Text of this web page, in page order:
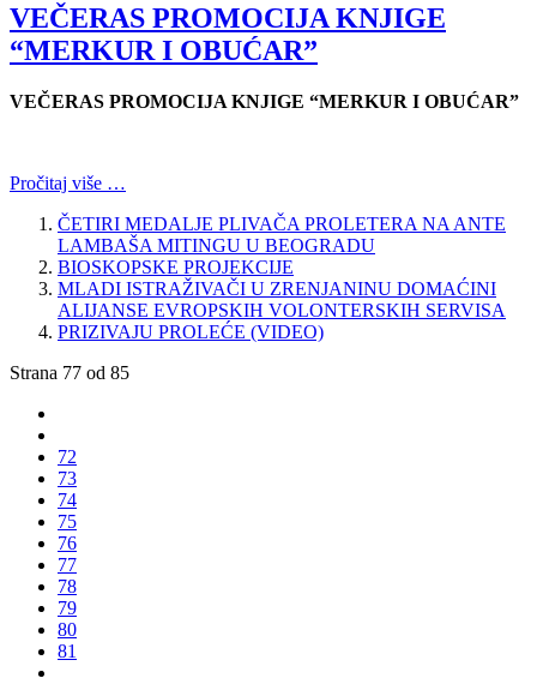
VEČERAS PROMOCIJA KNJIGE
“MERKUR I OBUĆAR”
VEČERAS PROMOCIJA KNJIGE “MERKUR I OBUĆAR”
Pročitaj više …
ČETIRI MEDALJE PLIVAČA PROLETERA NA ANTE
LAMBAŠA MITINGU U BEOGRADU
BIOSKOPSKE PROJEKCIJE
MLADI ISTRAŽIVAČI U ZRENJANINU DOMAĆINI
ALIJANSE EVROPSKIH VOLONTERSKIH SERVISA
PRIZIVAJU PROLEĆE (VIDEO)
Strana 77 od 85
72
73
74
75
76
77
78
79
80
81